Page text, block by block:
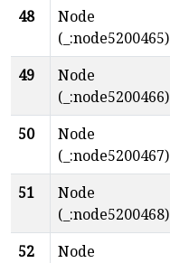
48
Node
(_:node5200465)
49
Node
(_:node5200466)
50
Node
(_:node5200467)
51
Node
(_:node5200468)
52
Node